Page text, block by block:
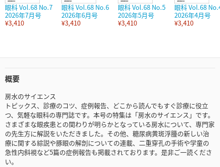
眼科 Vol.68 No.7
2026年7月号
¥3,410
眼科 Vol.68 No.6
2026年6月号
¥3,410
眼科 Vol.68 No.5
2026年5月号
¥3,410
眼科 Vol.68
2026年4月号
¥3,410
概要
房水のサイエンス
トピックス、診療のコツ、症例報告、どこから読んでもすぐ診療に役立
つ、気軽な眼科の専門誌です。本号の特集は「房水のサイエンス」です。
さまざまな眼疾患との関わりが明らかとなっている房水について、専門家
の先生方に解説をいただきました。その他、糖尿病黄斑浮腫の新しい治
療に関する綜説や豚眼の解剖についての連載、二重穿孔の手術や学童の
急性内斜視など5篇の症例報告も掲載されております。是非ご一読くださ
い。